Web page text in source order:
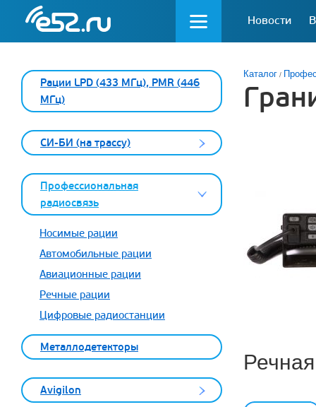
Новости
Рации LPD (433 МГц), PMR (446
МГц)
СИ-БИ (на трассу)
Профессиональная
радиосвязь
Носимые рации
Автомобильные рации
Авиационные рации
Речные рации
Цифровые радиостанции
Металлодетекторы
Avigilon
Каталог